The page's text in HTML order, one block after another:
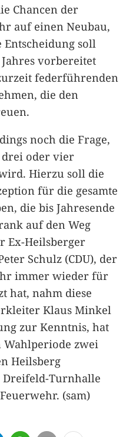
Chancen der
auf einen Neubau,
soll
vorbereitet
federführenden
die den
noch die Frage,
drei oder vier
Hierzu soll die
für die gesamte
die bis Jahresende
auf den Weg
Ex-Heilsberger
Schulz (CDU), der
immer wieder für
hat, nahm diese
Klaus Minkel
zur Kenntnis, hat
zwei
Heilsberg
Dreifeld-Turnhalle
(sam)